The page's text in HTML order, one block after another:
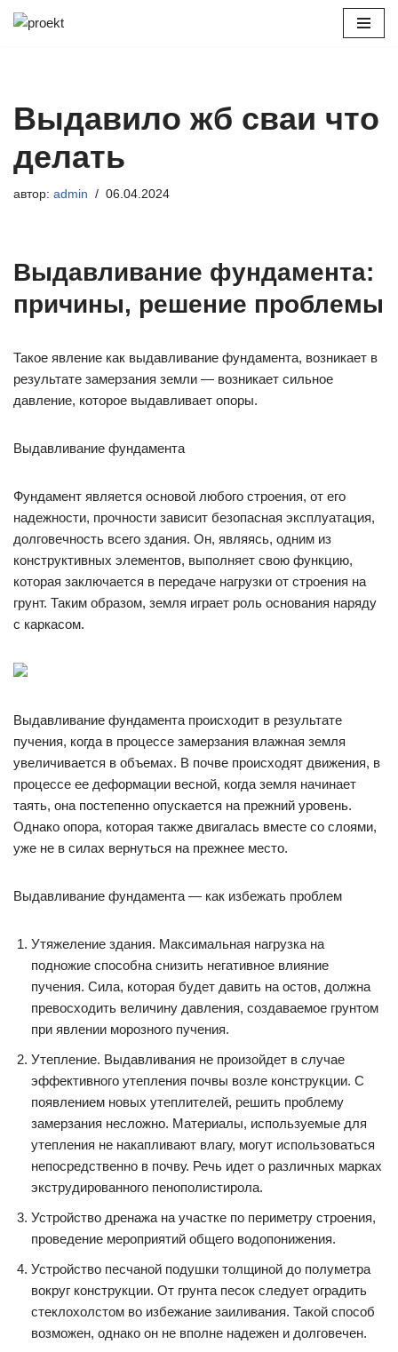
Выдавило жб сваи что
делать
автор: admin 06.04.2024
Выдавливание фундамента:
причины, решение проблемы
Такое явление как выдавливание фундамента, возникает в
результате замерзания земли — возникает сильное
давление, которое выдавливает опоры.
Выдавливание фундамента
Фундамент является основой любого строения, от его
надежности, прочности зависит безопасная эксплуатация,
долговечность всего здания. Он, являясь, одним из
конструктивных элементов, выполняет свою функцию,
которая заключается в передаче нагрузки от строения на
грунт. Таким образом, земля играет роль основания наряду
с каркасом.
Выдавливание фундамента происходит в результате
пучения, когда в процессе замерзания влажная земля
увеличивается в объемах. В почве происходят движения, в
процессе ее деформации весной, когда земля начинает
таять, она постепенно опускается на прежний уровень.
Однако опора, которая также двигалась вместе со слоями,
уже не в силах вернуться на прежнее место.
Выдавливание фундамента — как избежать проблем
Утяжеление здания. Максимальная нагрузка на
подножие способна снизить негативное влияние
пучения. Сила, которая будет давить на остов, должна
превосходить величину давления, создаваемое грунтом
при явлении морозного пучения.
Утепление. Выдавливания не произойдет в случае
эффективного утепления почвы возле конструкции. С
появлением новых утеплителей, решить проблему
замерзания несложно. Материалы, используемые для
утепления не накапливают влагу, могут использоваться
непосредственно в почву. Речь идет о различных марках
экструдированного пенополистирола.
Устройство дренажа на участке по периметру строения,
проведение мероприятий общего водопонижения.
Устройство песчаной подушки толщиной до полуметра
вокруг конструкции. От грунта песок следует оградить
стеклохолстом во избежание заиливания. Такой способ
возможен, однако он не вполне надежен и долговечен.